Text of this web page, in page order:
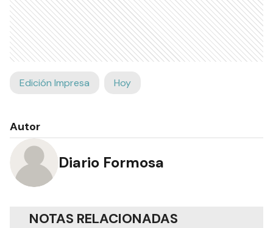
Edición Impresa Hoy
Autor
Diario Formosa
NOTAS RELACIONADAS